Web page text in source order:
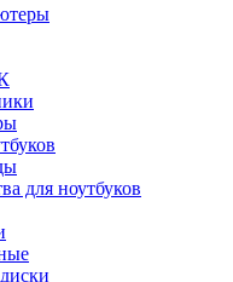
для ноутбуков